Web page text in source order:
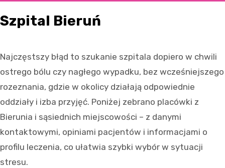
Szpital Bieruń
Najczęstszy błąd to szukanie szpitala dopiero w chwili
ostrego bólu czy nagłego wypadku, bez wcześniejszego
rozeznania, gdzie w okolicy działają odpowiednie
oddziały i izba przyjęć. Poniżej zebrano placówki z
Bierunia i sąsiednich miejscowości – z danymi
kontaktowymi, opiniami pacjentów i informacjami o
profilu leczenia, co ułatwia szybki wybór w sytuacji
stresu.